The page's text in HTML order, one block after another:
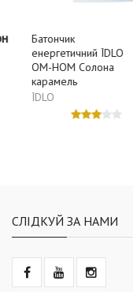
Батончик
енергетичний ЇDLO
ОМ-НОМ Солона
карамель
ЇDLO
СЛІДКУЙ ЗА НАМИ